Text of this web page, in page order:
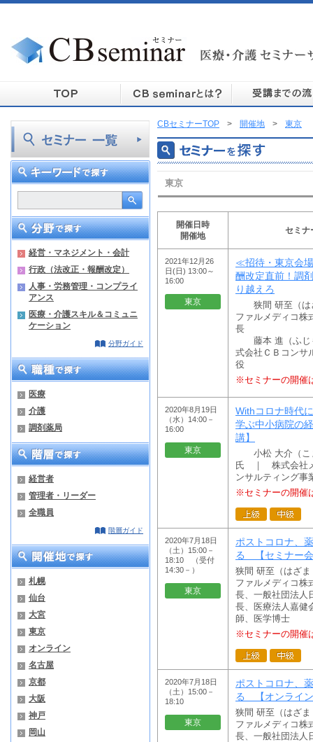
経営・マネジメント・会計
行政（法改正・報酬改定）
人事・労務管理・コンプライ
アンス
医療・介護スキル＆コミュニ
ケーション
分野ガイド
医療
介護
調剤薬局
経営者
管理者・リーダー
全職員
階層ガイド
札幌
仙台
大宮
東京
オンライン
名古屋
京都
大阪
神戸
岡山
CBセミナーTOP > 開催地 > 東京
東京
開催日時
開催地
セミナ
2021年12月26
日(日) 13:00～
16:00
東京
≪招待・東京会
酬改定直前！調
り越えろ
狭間 研至（は
ファルメディコ株
長
藤本 進（ふじ
式会社ＣＢコンサ
役
※セミナーの開催
2020年8月19日
（水）14:00－
16:00
東京
Withコロナ時代
学ぶ中小病院の
講】
小松 大介（こ
氏 ｜ 株式会社
ンサルティング事
※セミナーの開催
2020年7月18日
（土）15:00－
18:10 （受付
14:30－）
東京
ポストコロナ、
る 【セミナー
狭間 研至（はざ
ファルメディコ株
長、一般社団法人
長、医療法人嘉健
師、医学博士
※セミナーの開催
2020年7月18日
（土）15:00－
18:10
東京
ポストコロナ、
る 【オンライ
狭間 研至（はざ
ファルメディコ株
長、一般社団法人